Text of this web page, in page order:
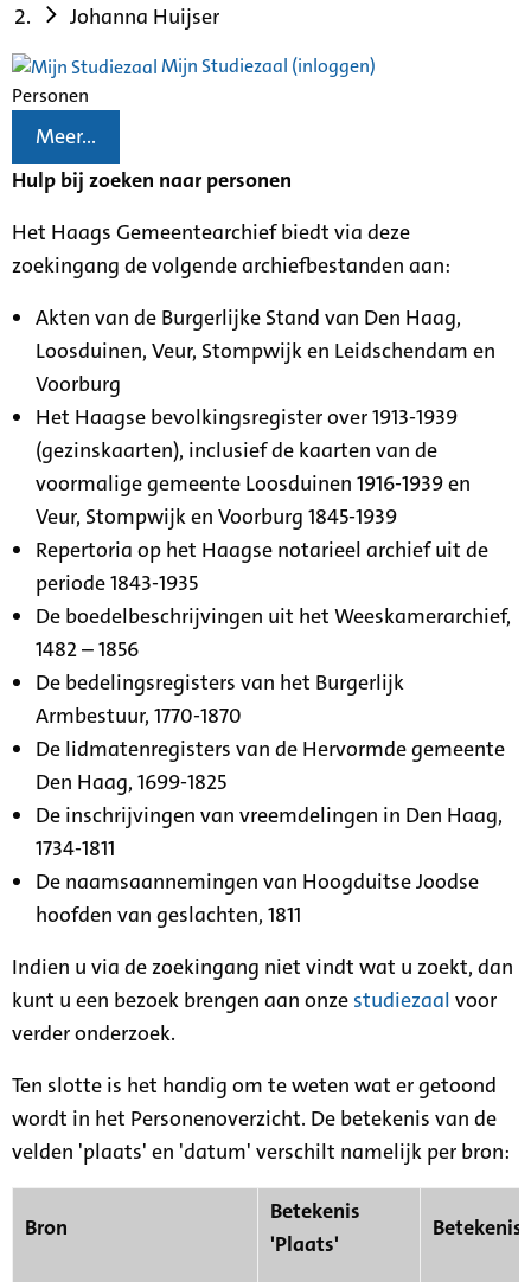
Johanna Huijser
Mijn Studiezaal (inloggen)
Personen
Meer...
Hulp bij zoeken naar personen
Het Haags Gemeentearchief biedt via deze
zoekingang de volgende archiefbestanden aan:
Akten van de Burgerlijke Stand van Den Haag,
Loosduinen, Veur, Stompwijk en Leidschendam en
Voorburg
Het Haagse bevolkingsregister over 1913-1939
(gezinskaarten), inclusief de kaarten van de
voormalige gemeente Loosduinen 1916-1939 en
Veur, Stompwijk en Voorburg 1845-1939
Repertoria op het Haagse notarieel archief uit de
periode 1843-1935
De boedelbeschrijvingen uit het Weeskamerarchief,
1482 – 1856
De bedelingsregisters van het Burgerlijk
Armbestuur, 1770-1870
De lidmatenregisters van de Hervormde gemeente
Den Haag, 1699-1825
De inschrijvingen van vreemdelingen in Den Haag,
1734-1811
De naamsaannemingen van Hoogduitse Joodse
hoofden van geslachten, 1811
Indien u via de zoekingang niet vindt wat u zoekt, dan
kunt u een bezoek brengen aan onze studiezaal voor
verder onderzoek.
Ten slotte is het handig om te weten wat er getoond
wordt in het Personenoverzicht. De betekenis van de
velden 'plaats' en 'datum' verschilt namelijk per bron:
Bron
Betekenis
'Plaats'